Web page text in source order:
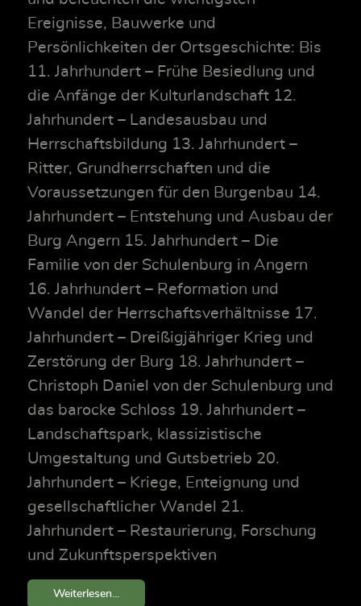
Ereignisse, Bauwerke und
Persönlichkeiten der Ortsgeschichte: Bis
11. Jahrhundert – Frühe Besiedlung und
die Anfänge der Kulturlandschaft 12.
Jahrhundert – Landesausbau und
Herrschaftsbildung 13. Jahrhundert –
Ritter, Grundherrschaften und die
Voraussetzungen für den Burgenbau 14.
Jahrhundert – Entstehung und Ausbau der
Burg Angern 15. Jahrhundert – Die
Familie von der Schulenburg in Angern
16. Jahrhundert – Reformation und
Wandel der Herrschaftsverhältnisse 17.
Jahrhundert – Dreißigjähriger Krieg und
Zerstörung der Burg 18. Jahrhundert –
Christoph Daniel von der Schulenburg und
das barocke Schloss 19. Jahrhundert –
Landschaftspark, klassizistische
Umgestaltung und Gutsbetrieb 20.
Jahrhundert – Kriege, Enteignung und
gesellschaftlicher Wandel 21.
Jahrhundert – Restaurierung, Forschung
und Zukunftsperspektiven
Weiterlesen...